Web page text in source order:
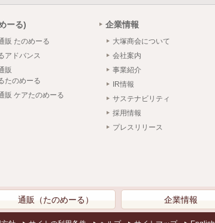
ーる)
販 たのめーる
アドバンス
販
たのめーる
販 ケアたのめーる
企業情報
大塚商会について
会社案内
事業紹介
IR情報
サステナビリティ
採用情報
プレスリリース
通販（たのめーる） 企業情報